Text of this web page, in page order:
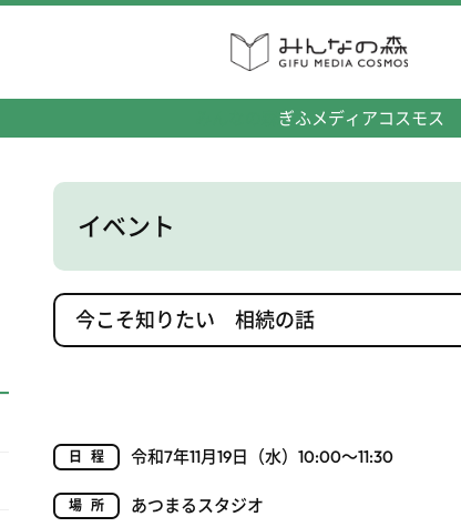
ぎふメディアコスモス
イベント
今こそ知りたい 相続の話
日程 令和7年11月19日（水）10:00～11:30
場所 あつまるスタジオ